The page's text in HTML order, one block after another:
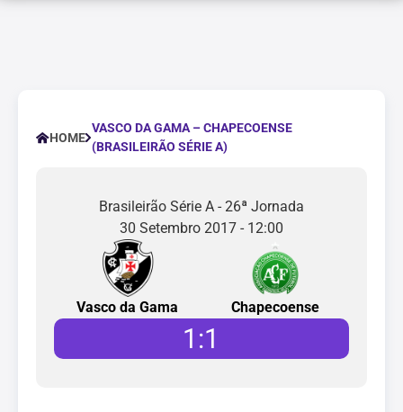
HOME
VASCO DA GAMA – CHAPECOENSE
(BRASILEIRÃO SÉRIE A)
Brasileirão Série A - 26ª Jornada
30 Setembro 2017 - 12:00
Vasco da Gama Chapecoense
1 :1